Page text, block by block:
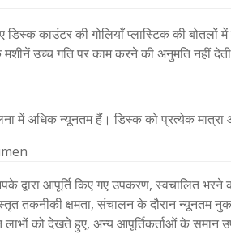
काउंटर की गोलियाँ प्लास्टिक की
उच्च गति पर काम करने की अनुमति नहीं
में अधिक न्यूनतम हैं। डिस्क को प्रत्येक मात्रा
द्वारा आपूर्ति किए गए उपकरण, स्वचालित
तकनीकी क्षमता, संचालन के दौरान न्यूनतम
लाभों को देखते हुए, अन्य आपूर्तिकर्ताओं के